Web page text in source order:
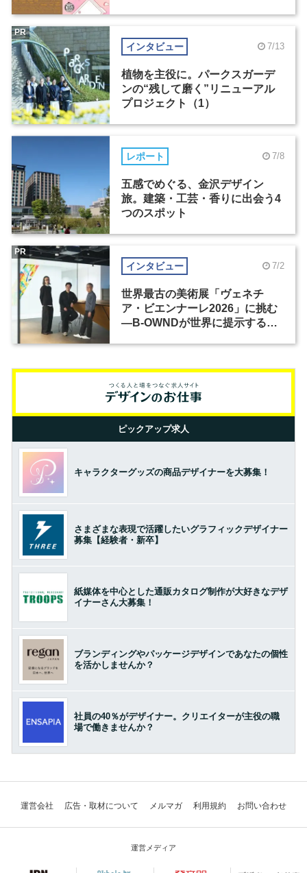
インタビュー 7/13
植物を主役に。パークスガーデ
ンの“残して磨く”リニューアル
プロジェクト（1）
PR
レポート 7/8
五感でめぐる、金沢デザイン
旅。建築・工芸・香りに出会う4
つのスポット
インタビュー 7/2
世界最古の美術展「ヴェネチ
ア・ビエンナーレ2026」に挑む
―B-OWNDが世界に提示する美
PR
ピックアップ求人
キャラクターグッズの商品デザイナーを大募集！
さまざまな表現で活躍したいグラフィックデザイナー
募集【経験者・新卒】
紙媒体を中心とした通販カタログ制作が大好きなデザ
イナーさん大募集！
ブランディングやパッケージデザインであなたの個性
を活かしませんか？
社員の40％がデザイナー。クリエイターが主役の職
場で働きませんか？
運営会社 広告・取材について メルマガ 利用規約 お問い合わせ
運営メディア